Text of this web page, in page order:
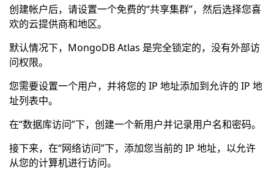
创建帐户后，请设置一个免费的“共享集群”，然后选择您喜
欢的云提供商和地区。
默认情况下，MongoDB Atlas 是完全锁定的，没有外部访
问权限。
您需要设置一个用户，并将您的 IP 地址添加到允许的 IP 地
址列表中。
在“数据库访问”下，创建一个新用户并记录用户名和密码。
接下来，在“网络访问”下，添加您当前的 IP 地址，以允许
从您的计算机进行访问。